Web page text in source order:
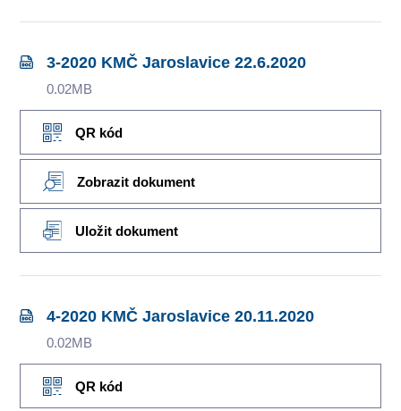
3-2020 KMČ Jaroslavice 22.6.2020
0.02MB
QR kód
Zobrazit dokument
Uložit dokument
4-2020 KMČ Jaroslavice 20.11.2020
0.02MB
QR kód